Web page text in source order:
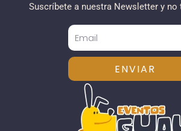
Suscríbete a nuestra Newsletter y no
ENVIAR